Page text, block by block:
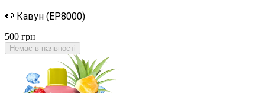
🍉 Кавун (EP8000)
500 грн
Немає в наявності